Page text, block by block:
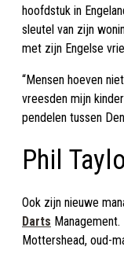
hoofdstuk in
sleutel van zijn
met zijn Engelse
“Mensen hoeven
vreesden mijn
pendelen tussen
Phil
Ook zijn nieuwe
Darts
Mottershead, oud-